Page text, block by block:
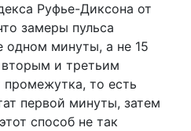
Руфье-Диксона от
замеры пульса
одном минуты, а не 15
и третьим
промежутка, то есть
первой минуты, затем
способ не так